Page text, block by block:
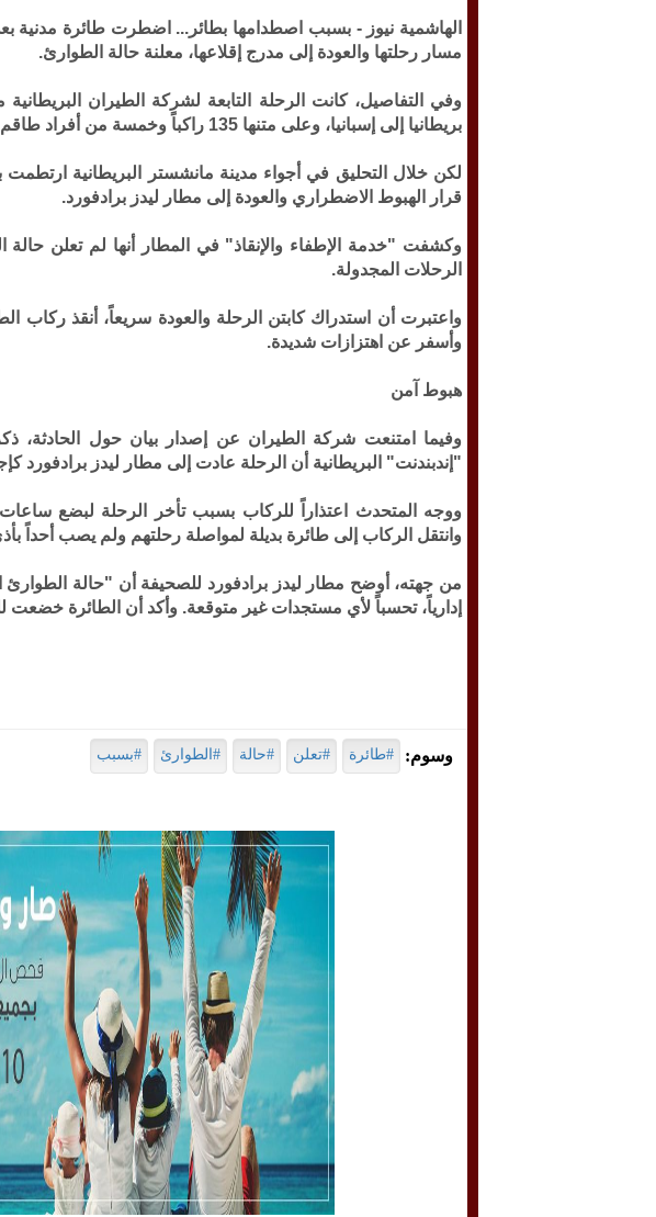
الهاشمية نيوز -بسبب اصطدامها بطائر... اضطرت طائرة مدنية
مسار رحلتها والعودة إلى مدرج إقلاعها، معلنة حالة الطوارئ.
بريطانيا إلى إسبانيا، وعلى متنها 135 راكباً وخمسة من أفراد طاقم الطائرة.
لكن خلال التحليق في أجواء مدينة مانشستر البريطانية ارتطمت
قرار الهبوط الاضطراري والعودة إلى مطار ليدز برادفورد.
وكشفت "خدمة الإطفاء والإنقاذ" في المطار أنها لم تعلن
الرحلات المجدولة.
واعتبرت أن استدراك كابتن الرحلة والعودة سريعاً، أنقذ ركاب
وأسفر عن اهتزازات شديدة.
هبوط آمن
وفيما امتنعت شركة الطيران عن إصدار بيان حول
"إندبندنت" البريطانية أن الرحلة عادت إلى مطار ليدز برادفورد
ووجه المتحدث اعتذاراً للركاب بسبب تأخر الرحلة لبضع
وانتقل الركاب إلى طائرة بديلة لمواصلة رحلتهم ولم يصب أحداً
من جهته، أوضح مطار ليدز برادفورد للصحيفة أن "حالة
إدارياً، تحسباً لأي مستجدات غير متوقعة. وأكد أن الطائرة خضعت
وسوم: #طائرة #تعلن #حالة #الطوارئ #بسبب